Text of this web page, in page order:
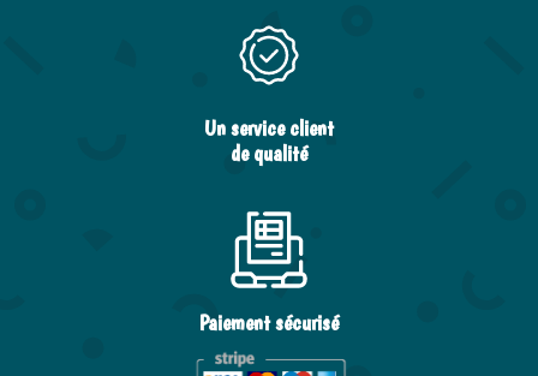
Un service client
de qualité
Paiement sécurisé